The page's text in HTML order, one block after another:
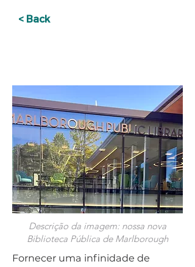
< Back
Descrição da imagem: nossa nova
Biblioteca Pública de Marlborough
Fornecer uma infinidade de